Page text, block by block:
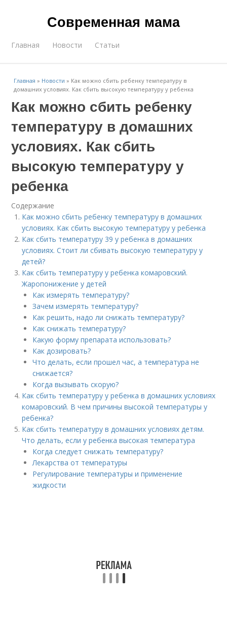
Современная мама
Главная Новости Статьи
Главная » Новости » Как можно сбить ребенку температуру в
домашних условиях. Как сбить высокую температуру у ребенка
Как можно сбить ребенку
температуру в домашних
условиях. Как сбить
высокую температуру у
ребенка
Содержание
Как можно сбить ребенку температуру в домашних
условиях. Как сбить высокую температуру у ребенка
Как сбить температуру 39 у ребенка в домашних
условиях. Стоит ли сбивать высокую температуру у
детей?
Как сбить температуру у ребенка комаровский.
Жаропонижение у детей
Как измерять температуру?
Зачем измерять температуру?
Как решить, надо ли снижать температуру?
Как снижать температуру?
Какую форму препарата использовать?
Как дозировать?
Что делать, если прошел час, а температура не
снижается?
Когда вызывать скорую?
Как сбить температуру у ребенка в домашних условиях
комаровский. В чем причины высокой температуры у
ребенка?
Как сбить температуру в домашних условиях детям.
Что делать, если у ребенка высокая температура
Когда следует снижать температуру?
Лекарства от температуры
Регулирование температуры и применение
жидкости